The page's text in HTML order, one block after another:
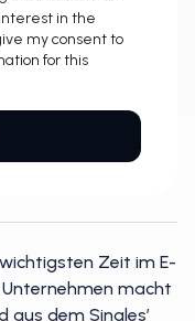
Zeit im E-
macht